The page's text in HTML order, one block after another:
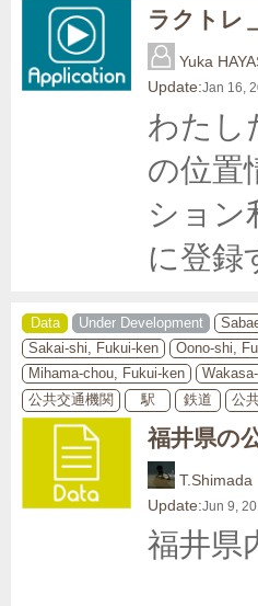
ラクトレ
Yuka
Update:Jan 16,
わたし
の位置
ション
に登録
Data Under Development
Sakai-shi, Fukui-ken
Oono-shi,
Mihama-chou, Fukui-ken
公共交通機関
駅 鉄道 公
福井県の
T.Shimada
Update:Jun 9,
福井県